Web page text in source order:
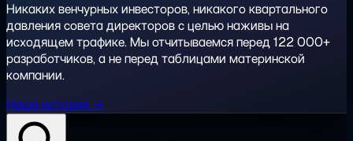
Никаких венчурных инвесторов, никакого квартального
давления совета директоров с целью наживы на
исходящем трафике. Мы отчитываемся перед 122 000+
разработчиков, а не перед таблицами материнской
компании.
Наша история →